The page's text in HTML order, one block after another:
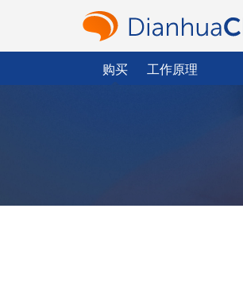
购买 工作原理